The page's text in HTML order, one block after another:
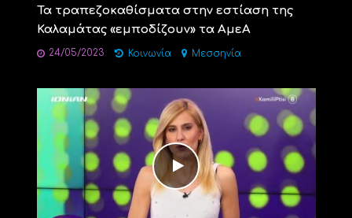
Τα τραπεζοκαθίσματα στην εστίαση της
Καλαμάτας «εμποδίζουν» τα ΑμεΑ
24/05/2023 Κοινωνία Μεσσηνία